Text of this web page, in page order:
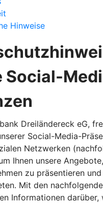
Hinweise
Social-
Dreiländereck eG,
Social-Media-
Netzwerken
Ihnen unsere
zu präsentieren
Mit den
Informationen